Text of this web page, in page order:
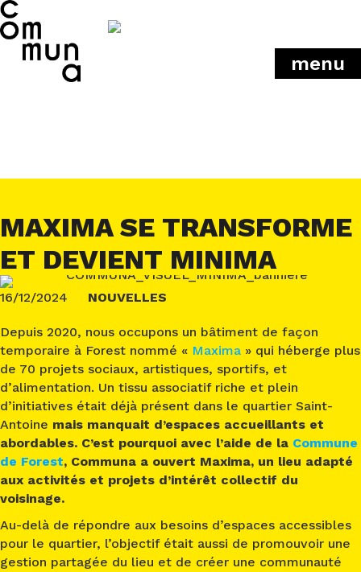
menu
MAXIMA SE TRANSFORME
ET DEVIENT MINIMA
16/12/2024 NOUVELLES
Depuis 2020, nous occupons un bâtiment de façon
temporaire à Forest nommé « Maxima » qui héberge plus
de 70 projets sociaux, artistiques, sportifs, et
d’alimentation. Un tissu associatif riche et plein
d’initiatives était déjà présent dans le quartier Saint-
Antoine mais manquait d’espaces accueillants et
abordables. C’est pourquoi avec l’aide de la Commune
de Forest, Communa a ouvert Maxima, un lieu adapté
aux activités et projets d’intérêt collectif du
voisinage.
Au-delà de répondre aux besoins d’espaces accessibles
pour le quartier, l’objectif était aussi de promouvoir une
gestion partagée du lieu et de créer une communauté